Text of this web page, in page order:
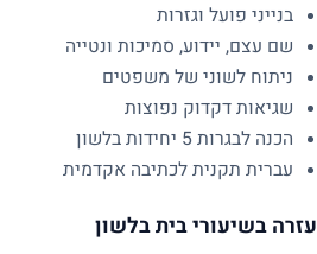
בנייני פועל וגזרות
שם עצם, יידוע, סמיכות ונטייה
ניתוח לשוני של משפטים
שגיאות דקדוק נפוצות
הכנה לבגרות 5 יחידות בלשון
עברית תקנית לכתיבה אקדמית
עזרה בשיעורי בית בלשון